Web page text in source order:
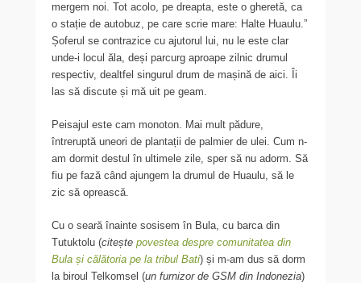
mergem noi. Tot acolo, pe dreapta, este o gheretă, ca
o stație de autobuz, pe care scrie mare: Halte Huaulu.”
Șoferul se contrazice cu ajutorul lui, nu le este clar
unde-i locul ăla, deși parcurg aproape zilnic drumul
respectiv, dealtfel singurul drum de mașină de aici. Îi
las să discute și mă uit pe geam.
Peisajul este cam monoton. Mai mult pădure,
întreruptă uneori de plantații de palmier de ulei. Cum n-
am dormit destul în ultimele zile, sper să nu adorm. Să
fiu pe fază când ajungem la drumul de Huaulu, să le
zic să oprească.
Cu o seară înainte sosisem în Bula, cu barca din
Tutuktolu (citește povestea despre comunitatea din
Bula și călătoria pe la tribul Bati) și m-am dus să dorm
la biroul Telkomsel (un furnizor de GSM din Indonezia)